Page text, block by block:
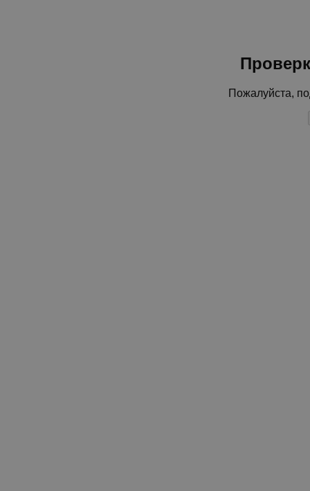
Пожалуйста,